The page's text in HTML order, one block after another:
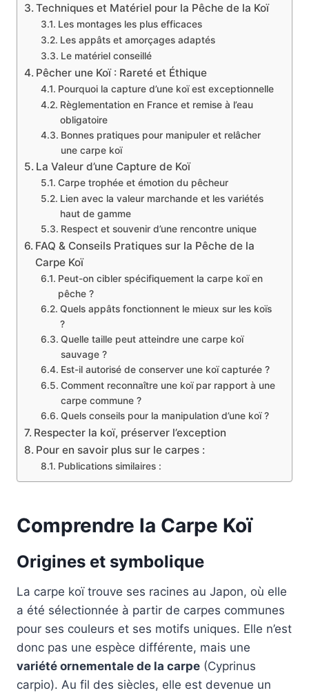
Techniques et Matériel pour la Pêche de la Koï
Les montages les plus efficaces
Les appâts et amorçages adaptés
Le matériel conseillé
Pêcher une Koï : Rareté et Éthique
Pourquoi la capture d’une koï est exceptionnelle
Règlementation en France et remise à l’eau
obligatoire
Bonnes pratiques pour manipuler et relâcher
une carpe koï
La Valeur d’une Capture de Koï
Carpe trophée et émotion du pêcheur
Lien avec la valeur marchande et les variétés
haut de gamme
Respect et souvenir d’une rencontre unique
FAQ & Conseils Pratiques sur la Pêche de la
Carpe Koï
Peut-on cibler spécifiquement la carpe koï en
pêche ?
Quels appâts fonctionnent le mieux sur les koïs
?
Quelle taille peut atteindre une carpe koï
sauvage ?
Est-il autorisé de conserver une koï capturée ?
Comment reconnaître une koï par rapport à une
carpe commune ?
Quels conseils pour la manipulation d’une koï ?
Respecter la koï, préserver l’exception
Pour en savoir plus sur le carpes :
Publications similaires :
Comprendre la Carpe Koï
Origines et symbolique
La carpe koï trouve ses racines au Japon, où elle
a été sélectionnée à partir de carpes communes
pour ses couleurs et ses motifs uniques. Elle n’est
donc pas une espèce différente, mais une
variété ornementale de la carpe (Cyprinus
carpio). Au fil des siècles, elle est devenue un